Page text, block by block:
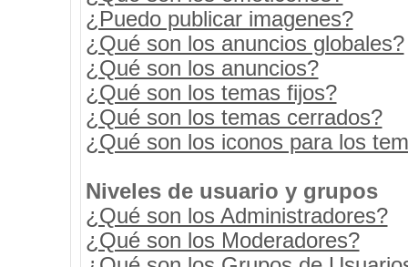
¿Puedo publicar imagenes?
¿Qué son los anuncios globales?
¿Qué son los anuncios?
¿Qué son los temas fijos?
¿Qué son los temas cerrados?
¿Qué son los iconos para los
Niveles de usuario y grupos
¿Qué son los Administradores?
¿Qué son los Moderadores?